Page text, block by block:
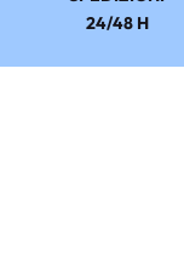
24/48 H